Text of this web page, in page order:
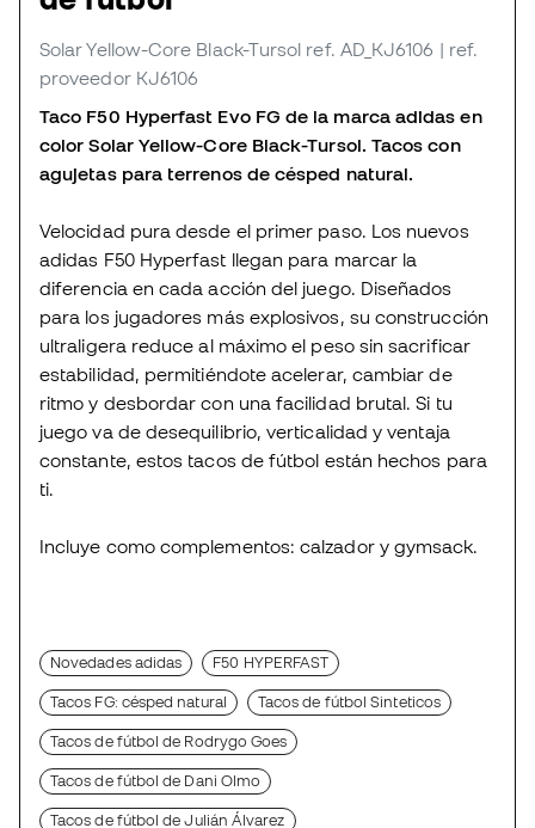
Solar Yellow-Core Black-Tursol ref. AD_KJ6106 | ref.
proveedor KJ6106
Taco F50 Hyperfast Evo FG de la marca adidas en
color Solar Yellow-Core Black-Tursol. Tacos con
agujetas para terrenos de césped natural.
Velocidad pura desde el primer paso. Los nuevos
adidas F50 Hyperfast llegan para marcar la
diferencia en cada acción del juego. Diseñados
para los jugadores más explosivos, su construcción
ultraligera reduce al máximo el peso sin sacrificar
estabilidad, permitiéndote acelerar, cambiar de
ritmo y desbordar con una facilidad brutal. Si tu
juego va de desequilibrio, verticalidad y ventaja
constante, estos tacos de fútbol están hechos para
ti.
Incluye como complementos: calzador y gymsack.
Novedades adidas F50 HYPERFAST
Tacos FG: césped natural Tacos de fútbol Sinteticos
Tacos de fútbol de Rodrygo Goes
Tacos de fútbol de Dani Olmo
Tacos de fútbol de Julián Álvarez